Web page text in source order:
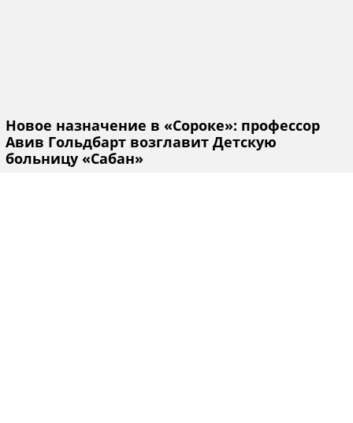
Новое назначение в «Сороке»: профессор
Авив Гольдбарт возглавит Детскую
больницу «Сабан»